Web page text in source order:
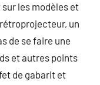
les modèles et
un
de se faire une
et autres points
de gabarit et